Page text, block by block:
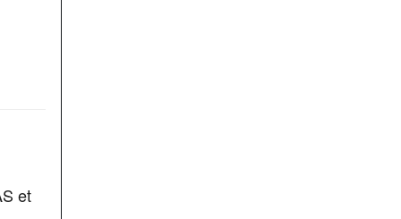
et